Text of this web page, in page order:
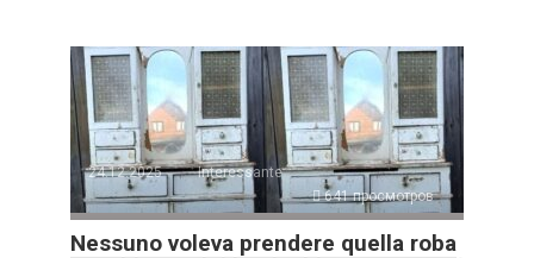
24.12.2025
Interessante
641 просмотров
Nessuno voleva prendere quella roba